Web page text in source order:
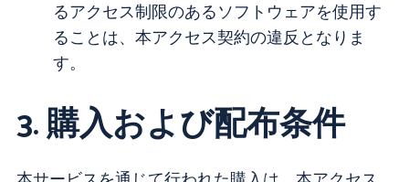
るアクセス制限のあるソフトウェアを使用す
ることは、本アクセス契約の違反となりま
す。
3. 購入および配布条件